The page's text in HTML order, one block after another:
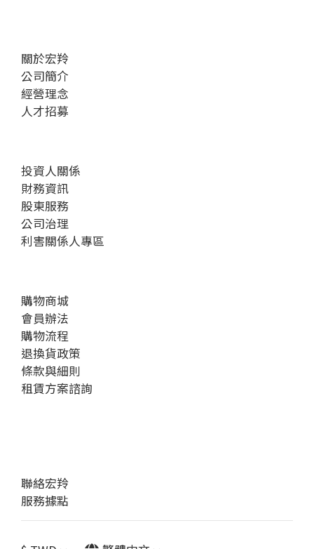
關於宏羚
公司簡介
經營理念
人才招募
投資人關係
財務資訊
股東服務
公司治理
利害關係人專區
購物商城
會員辦法
購物流程
退換貨政策
條款與細則
租賃方案諮詢
聯絡宏羚
服務據點